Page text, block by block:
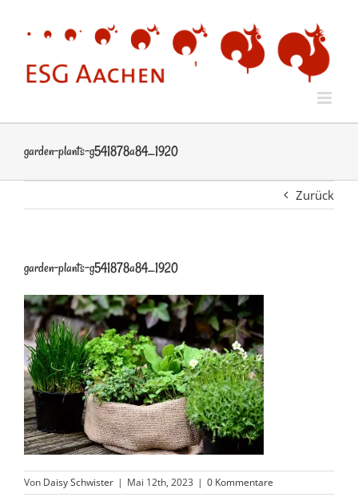
springen
garden-plants-g541878a84_1920
Zurück
garden-plants-g541878a84_1920
Von Daisy Schwister | Mai 12th, 2023 | 0 Kommentare